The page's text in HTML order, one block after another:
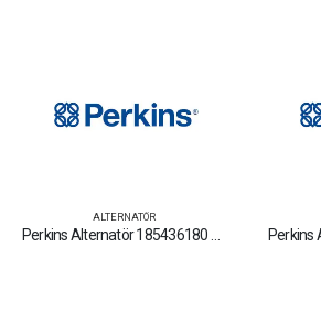
ALTERNATÖR
Perkins Alternatör 185436180 Yedek Parça Fiyat Tamir Bakım Satan Firmalar